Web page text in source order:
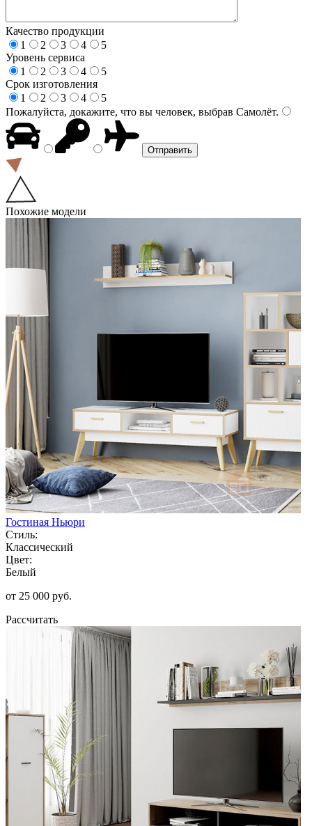
Качество продукции
1
2 3 4
5
Уровень сервиса
1
2 3 4
5
Срок изготовления
1
2 3 4
5
Пожалуйста, докажите, что вы человек, выбрав Самолёт.
Похожие модели
Гостиная Ньюри
Стиль:
Классический
Цвет:
Белый
от 25 000 руб.
Рассчитать